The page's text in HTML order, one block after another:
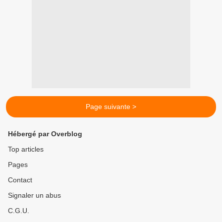
Page suivante >
Hébergé par Overblog
Top articles
Pages
Contact
Signaler un abus
C.G.U.